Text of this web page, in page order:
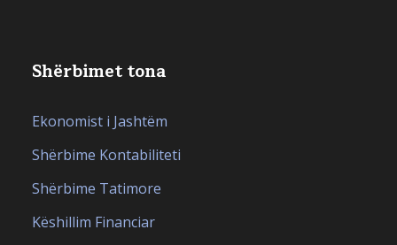
Shërbimet tona
Ekonomist i Jashtëm
Shërbime Kontabiliteti
Shërbime Tatimore
Këshillim Financiar